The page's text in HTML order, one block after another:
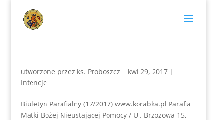
utworzone przez ks. Proboszcz | kwi 29, 2017|
Intencje
Biuletyn Parafialny (17/2017) www.korabka.pl Parafia
Matki Bożej Nieustającej Pomocy / Ul. Brzozowa 15,